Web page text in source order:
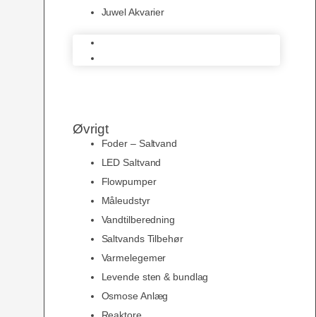
Juwel Akvarier
Øvrigt
Foder – Saltvand
LED Saltvand
Flowpumper
Måleudstyr
Vandtilberedning
Saltvands Tilbehør
Varmelegemer
Levende sten & bundlag
Osmose Anlæg